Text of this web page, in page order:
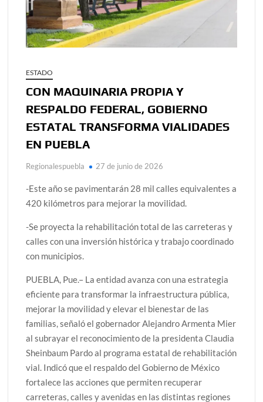
ESTADO
CON MAQUINARIA PROPIA Y
RESPALDO FEDERAL, GOBIERNO
ESTATAL TRANSFORMA VIALIDADES
EN PUEBLA
Regionalespuebla 27 de junio de 2026
-Este año se pavimentarán 28 mil calles equivalentes a
420 kilómetros para mejorar la movilidad.
-Se proyecta la rehabilitación total de las carreteras y
calles con una inversión histórica y trabajo coordinado
con municipios.
PUEBLA, Pue.– La entidad avanza con una estrategia
eficiente para transformar la infraestructura pública,
mejorar la movilidad y elevar el bienestar de las
familias, señaló el gobernador Alejandro Armenta Mier
al subrayar el reconocimiento de la presidenta Claudia
Sheinbaum Pardo al programa estatal de rehabilitación
vial. Indicó que el respaldo del Gobierno de México
fortalece las acciones que permiten recuperar
carreteras, calles y avenidas en las distintas regiones